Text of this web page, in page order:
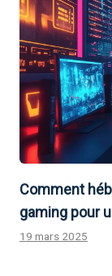
Comment
gaming pour
19 mars 2025